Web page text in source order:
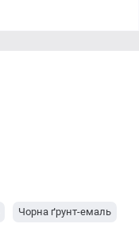
Чорна ґрунт-емаль